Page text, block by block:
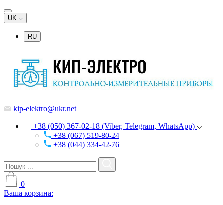
UK
RU
kip-elektro@ukr.net
+38 (050) 367-02-18 (Viber, Telegram, WhatsApp)
+38 (067) 519-80-24
+38 (044) 334-42-76
0
Ваша корзина: